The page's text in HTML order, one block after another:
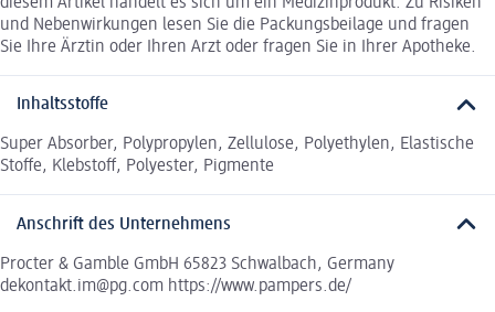
und Nebenwirkungen lesen Sie die Packungsbeilage und fragen
Sie Ihre Ärztin oder Ihren Arzt oder fragen Sie in Ihrer Apotheke.
Inhaltsstoffe
Super Absorber, Polypropylen, Zellulose, Polyethylen, Elastische
Stoffe, Klebstoff, Polyester, Pigmente
Anschrift des Unternehmens
Procter & Gamble GmbH 65823 Schwalbach, Germany
dekontakt.im@pg.com https://www.pampers.de/